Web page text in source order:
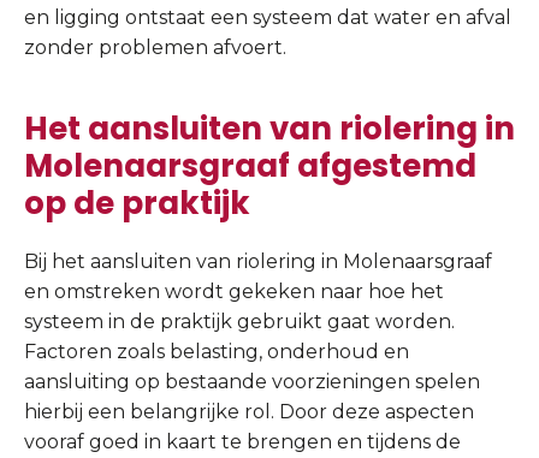
en ligging ontstaat een systeem dat water en afval
zonder problemen afvoert.
Het aansluiten van riolering in
Molenaarsgraaf afgestemd
op de praktijk
Bij het aansluiten van riolering in Molenaarsgraaf
en omstreken wordt gekeken naar hoe het
systeem in de praktijk gebruikt gaat worden.
Factoren zoals belasting, onderhoud en
aansluiting op bestaande voorzieningen spelen
hierbij een belangrijke rol. Door deze aspecten
vooraf goed in kaart te brengen en tijdens de